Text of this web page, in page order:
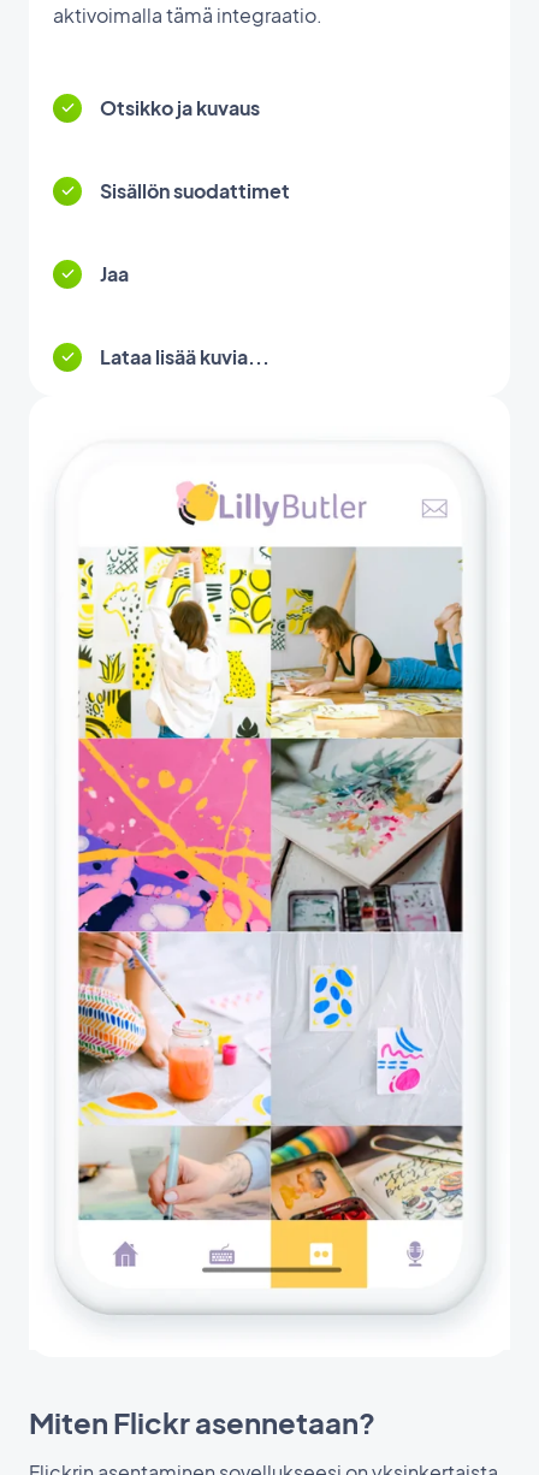
aktivoimalla tämä integraatio.
Otsikko ja kuvaus
Sisällön suodattimet
Jaa
Lataa lisää kuvia...
Miten Flickr asennetaan?